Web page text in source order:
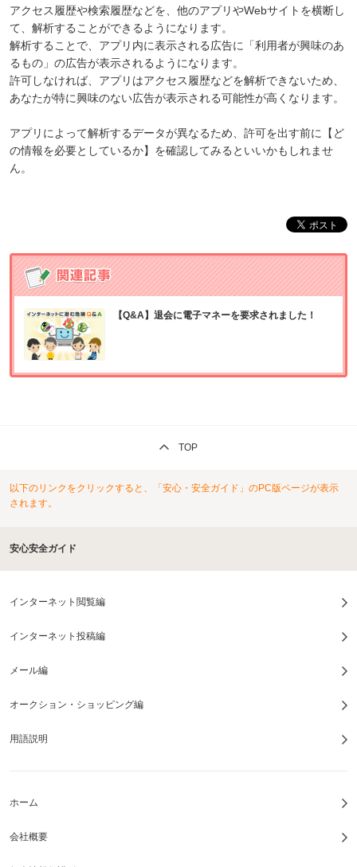
アクセス履歴や検索履歴などを、他のアプリやWebサイトを横断し
て、解析することができるようになります。
解析することで、アプリ内に表示される広告に「利用者が興味のあ
るもの」の広告が表示されるようになります。
許可しなければ、アプリはアクセス履歴などを解析できないため、
あなたが特に興味のない広告が表示される可能性が高くなります。
アプリによって解析するデータが異なるため、許可を出す前に【ど
の情報を必要としているか】を確認してみるといいかもしれませ
ん。
【Q&A】退会に電子マネーを要求されました！
TOP
以下のリンクをクリックすると、「安心・安全ガイド」のPC版ページが表示
されます。
安心安全ガイド
インターネット閲覧編
インターネット投稿編
メール編
オークション・ショッピング編
用語説明
ホーム
会社概要